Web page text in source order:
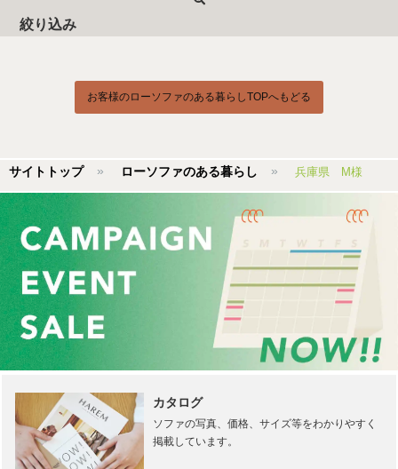
絞り込み
お客様のローソファのある暮らしTOPへもどる
サイトトップ ローソファのある暮らし 兵庫県 M様
カタログ
ソファの写真、価格、サイズ等をわかりやすく
掲載しています。